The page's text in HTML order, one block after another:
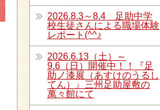
2026.8.3～8.4 足助中学
校生徒さんによる職場体験
レポート(^^♪
2026.6.13（土）～
9.6（日）開催中！！『足
助ノ漆展（あすけのうるし
てん）』三州足助屋敷の
萬々館にて